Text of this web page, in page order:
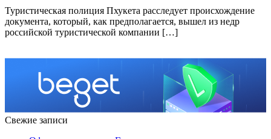
Туристическая полиция Пхукета расследует происхождение
документа, который, как предполагается, вышел из недр
российской туристической компании […]
Свежие записи